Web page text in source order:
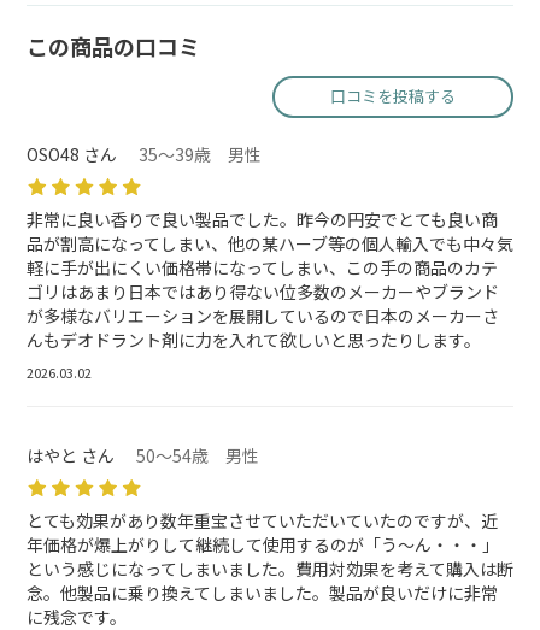
この商品の口コミ
口コミを投稿する
OSO48 さん 35～39歳 男性
非常に良い香りで良い製品でした。昨今の円安でとても良い商
品が割高になってしまい、他の某ハーブ等の個人輸入でも中々気
軽に手が出にくい価格帯になってしまい、この手の商品のカテ
ゴリはあまり日本ではあり得ない位多数のメーカーやブランド
が多様なバリエーションを展開しているので日本のメーカーさ
んもデオドラント剤に力を入れて欲しいと思ったりします。
2026.03.02
はやと さん 50～54歳 男性
とても効果があり数年重宝させていただいていたのですが、近
年価格が爆上がりして継続して使用するのが「う～ん・・・」
という感じになってしまいました。費用対効果を考えて購入は断
念。他製品に乗り換えてしまいました。製品が良いだけに非常
に残念です。